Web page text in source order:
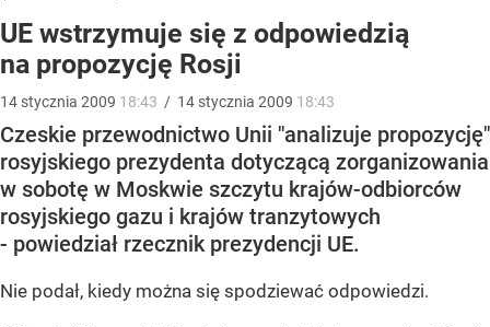
UE wstrzymuje się z odpowiedzią
na propozycję Rosji
14 stycznia 2009 18:43 / 14 stycznia 2009 18:43
Czeskie przewodnictwo Unii "analizuje propozycję"
rosyjskiego prezydenta dotyczącą zorganizowania
w sobotę w Moskwie szczytu krajów-odbiorców
rosyjskiego gazu i krajów tranzytowych
- powiedział rzecznik prezydencji UE.
Nie podał, kiedy można się spodziewać odpowiedzi.